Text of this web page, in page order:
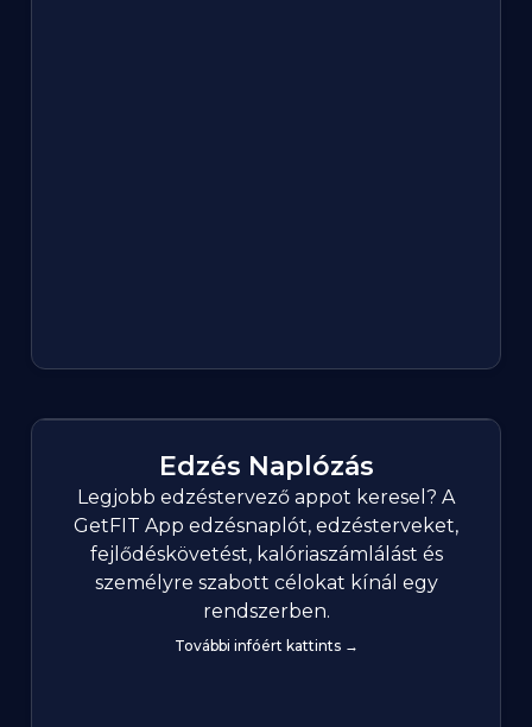
Edzés Naplózás
Legjobb edzéstervező appot keresel? A
GetFIT App edzésnaplót, edzésterveket,
fejlődéskövetést, kalóriaszámlálást és
személyre szabott célokat kínál egy
rendszerben.
További infóért kattints →